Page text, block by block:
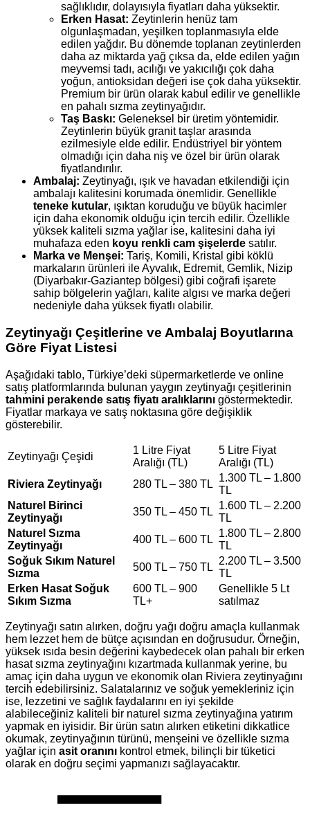
sağlıklıdır, dolayısıyla fiyatları daha yüksektir.
Erken Hasat: Zeytinlerin henüz tam
olgunlaşmadan, yeşilken toplanmasıyla elde
edilen yağdır. Bu dönemde toplanan zeytinlerden
daha az miktarda yağ çıksa da, elde edilen yağın
meyvemsi tadı, acılığı ve yakıcılığı çok daha
yoğun, antioksidan değeri ise çok daha yüksektir.
Premium bir ürün olarak kabul edilir ve genellikle
en pahalı sızma zeytinyağıdır.
Taş Baskı: Geleneksel bir üretim yöntemidir.
Zeytinlerin büyük granit taşlar arasında
ezilmesiyle elde edilir. Endüstriyel bir yöntem
olmadığı için daha niş ve özel bir ürün olarak
fiyatlandırılır.
Ambalaj: Zeytinyağı, ışık ve havadan etkilendiği için
ambalajı kalitesini korumada önemlidir. Genellikle
teneke kutular, ışıktan koruduğu ve büyük hacimler
için daha ekonomik olduğu için tercih edilir. Özellikle
yüksek kaliteli sızma yağlar ise, kalitesini daha iyi
muhafaza eden koyu renkli cam şişelerde satılır.
Marka ve Menşei: Tariş, Komili, Kristal gibi köklü
markaların ürünleri ile Ayvalık, Edremit, Gemlik, Nizip
(Diyarbakır-Gaziantep bölgesi) gibi coğrafi işarete
sahip bölgelerin yağları, kalite algısı ve marka değeri
nedeniyle daha yüksek fiyatlı olabilir.
Zeytinyağı Çeşitlerine ve Ambalaj Boyutlarına
Göre Fiyat Listesi
Aşağıdaki tablo, Türkiye’deki süpermarketlerde ve online
satış platformlarında bulunan yaygın zeytinyağı çeşitlerinin
tahmini perakende satış fiyatı aralıklarını göstermektedir.
Fiyatlar markaya ve satış noktasına göre değişiklik
gösterebilir.
Zeytinyağı Çeşidi
1 Litre Fiyat
Aralığı (TL)
5 Litre Fiyat
Aralığı (TL)
Riviera Zeytinyağı
280 TL – 380 TL
1.300 TL – 1.800
TL
Naturel Birinci
Zeytinyağı
350 TL – 450 TL
1.600 TL – 2.200
TL
Naturel Sızma
Zeytinyağı
400 TL – 600 TL
1.800 TL – 2.800
TL
Soğuk Sıkım Naturel
Sızma
500 TL – 750 TL
2.200 TL – 3.500
TL
Erken Hasat Soğuk
Sıkım Sızma
600 TL – 900
TL+
Genellikle 5 Lt
satılmaz
Zeytinyağı satın alırken, doğru yağı doğru amaçla kullanmak
hem lezzet hem de bütçe açısından en doğrusudur. Örneğin,
yüksek ısıda besin değerini kaybedecek olan pahalı bir erken
hasat sızma zeytinyağını kızartmada kullanmak yerine, bu
amaç için daha uygun ve ekonomik olan Riviera zeytinyağını
tercih edebilirsiniz. Salatalarınız ve soğuk yemekleriniz için
ise, lezzetini ve sağlık faydalarını en iyi şekilde
alabileceğiniz kaliteli bir naturel sızma zeytinyağına yatırım
yapmak en iyisidir. Bir ürün satın alırken etiketini dikkatlice
okumak, zeytinyağının türünü, menşeini ve özellikle sızma
yağlar için asit oranını kontrol etmek, bilinçli bir tüketici
olarak en doğru seçimi yapmanızı sağlayacaktır.